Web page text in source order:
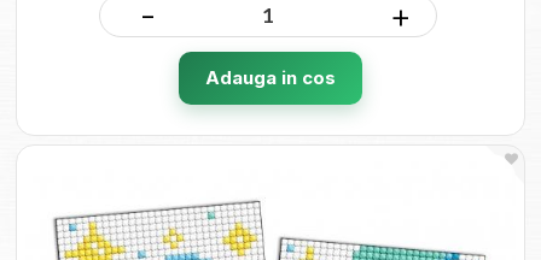
- +
Adauga in cos